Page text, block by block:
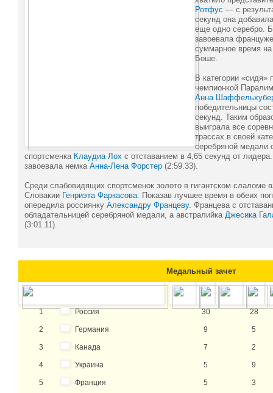
Ротфус — с
секунд она
еще одно серебро.
завоевала
суммарное время
Боше.
В категории «сидя»
чемпионкой
Анна
победительницы
секунд. Таким
выиграла все
трассах в своей
серебряной медали
спортсменка Клаудиа Лох с отставанием в 4,65 секунд от
завоевала немка Анна-Лена Форстер (2:59.33).
Среди слабовидящих спортсменок золото в гигантском слаломе
Словакии Генриэта Фаркасова . Показав лучшее время в обеих
опередила россиянку Александру Францеву. Францева с
обладательницей серебряной медали, а австралийка Джесика
(3:01.11).
Медальный зачет
1 Россия 30 28
2 Германия 9 5
3 Канада 7 2
4 Украина 5 9
5 Франция 5 3